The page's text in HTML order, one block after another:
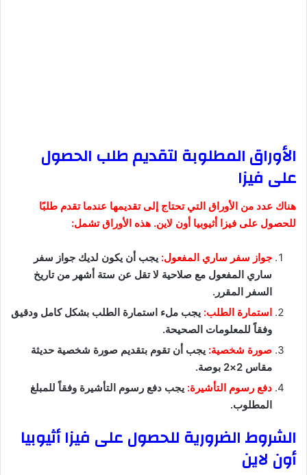
الأوراق المطلوبة لتقديم طلب الحصول
على فيزا
هناك عدد من الأوراق التي تحتاج إلى تقديمها عندما تقدم طلبًا
للحصول على فيزا أثيوبيا أون لاين. هذه الأوراق تشمل:
جواز سفر ساري المفعول: يجب أن يكون لديك جواز سفر
ساري المفعول مع صلاحية لا تقل عن ستة أشهر من تاريخ
السفر المقرر.
استمارة الطلب: يجب ملء استمارة الطلب بشكل كامل ودقيق
وفقاً للمعلومات الصحيحة.
صورة شخصية: يجب أن تقوم بتقديم صورة شخصية حديثة
مقاس 2×2 بوصة.
دفع رسوم التأشيرة: يجب دفع رسوم التأشيرة وفقاً للمبلغ
المطلوب.
الشروط الضرورية للحصول على فيزا أثيوبيا
أون لاين